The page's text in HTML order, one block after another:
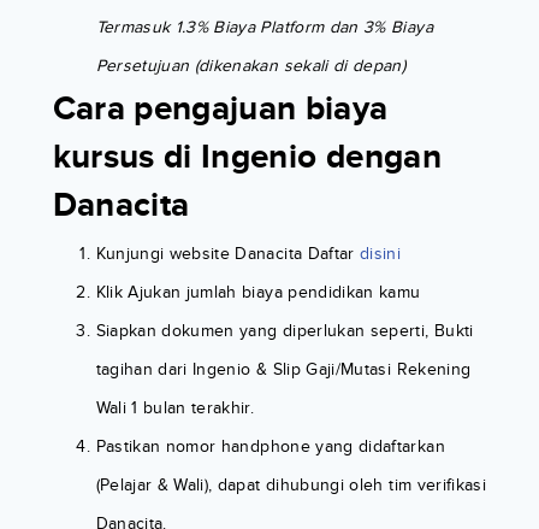
Termasuk 1.3% Biaya Platform dan 3% Biaya
Persetujuan (dikenakan sekali di depan)
Cara pengajuan biaya
kursus di Ingenio dengan
Danacita
Kunjungi website Danacita Daftardisini
Klik Ajukan jumlah biaya pendidikan kamu
Siapkan dokumen yang diperlukan seperti, Bukti
tagihan dari Ingenio & Slip Gaji/Mutasi Rekening
Wali 1 bulan terakhir.
Pastikan nomor handphone yang didaftarkan
(Pelajar & Wali), dapat dihubungi oleh tim verifikasi
Danacita.